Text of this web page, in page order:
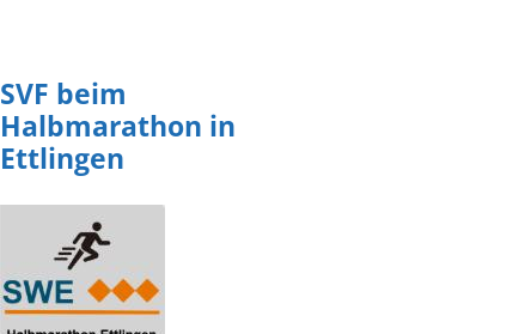
SVF beim
Halbmarathon in
Ettlingen